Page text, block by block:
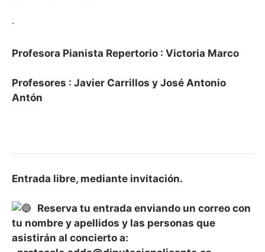
·
Profesora Pianista Repertorio : Victoria Marco
Profesores : Javier Carrillos y José Antonio
Antón
Entrada libre, mediante invitación.
Reserva tu entrada enviando un correo con
tu nombre y apellidos y las personas que
asistirán al concierto a: